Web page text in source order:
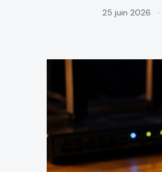
25 juin 2026 ·